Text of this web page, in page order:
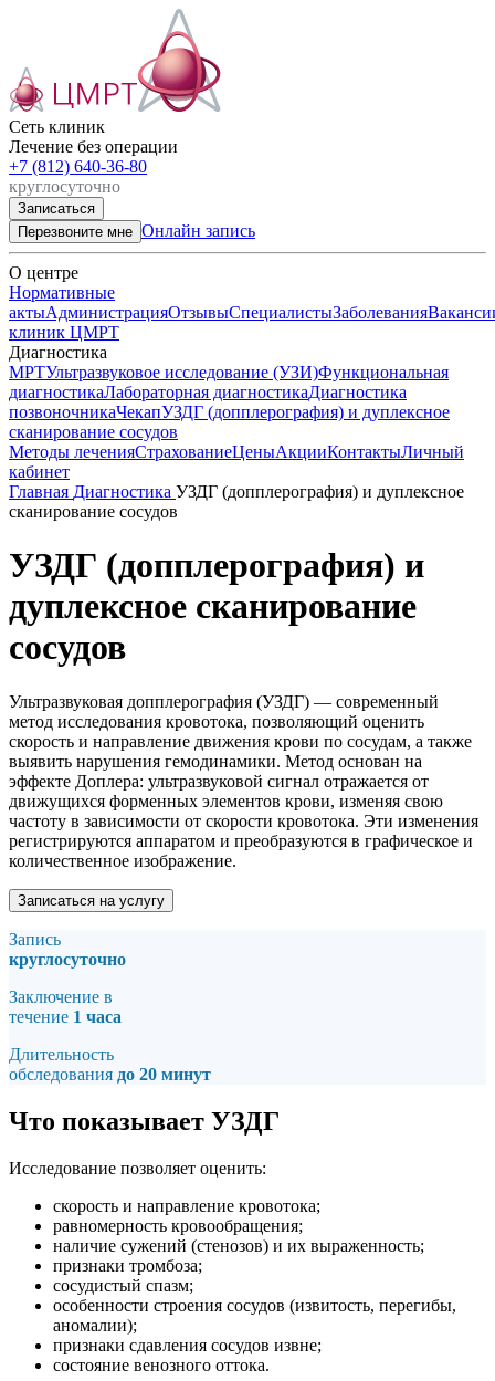
Сеть клиник
Лечение без операции
+7 (812) 640-36-80
круглосуточно
Записаться
Перезвоните мне Онлайн запись
О центре
Нормативные
актыАдминистрацияОтзывыСпециалистыЗаболевания
клиник ЦМРТ
Диагностика
МРТУльтразвуковое исследование (УЗИ)Функциональная
диагностикаЛабораторная диагностикаДиагностика
позвоночникаЧекапУЗДГ (допплерография) и дуплексное
сканирование сосудов
Методы леченияСтрахованиеЦеныАкцииКонтактыЛичный
кабинет
Главная Диагностика УЗДГ (допплерография) и дуплексное
сканирование сосудов
УЗДГ (допплерография) и
дуплексное сканирование
сосудов
Ультразвуковая допплерография (УЗДГ) — современный
метод исследования кровотока, позволяющий оценить
скорость и направление движения крови по сосудам, а также
выявить нарушения гемодинамики. Метод основан на
эффекте Доплера: ультразвуковой сигнал отражается от
движущихся форменных элементов крови, изменяя свою
частоту в зависимости от скорости кровотока. Эти изменения
регистрируются аппаратом и преобразуются в графическое и
количественное изображение.
Записаться на услугу
Запись
круглосуточно
Заключение в
течение 1 часа
Длительность
обследования до 20 минут
Что показывает УЗДГ
Исследование позволяет оценить:
скорость и направление кровотока;
равномерность кровообращения;
наличие сужений (стенозов) и их выраженность;
признаки тромбоза;
сосудистый спазм;
особенности строения сосудов (извитость, перегибы,
аномалии);
признаки сдавления сосудов извне;
состояние венозного оттока.